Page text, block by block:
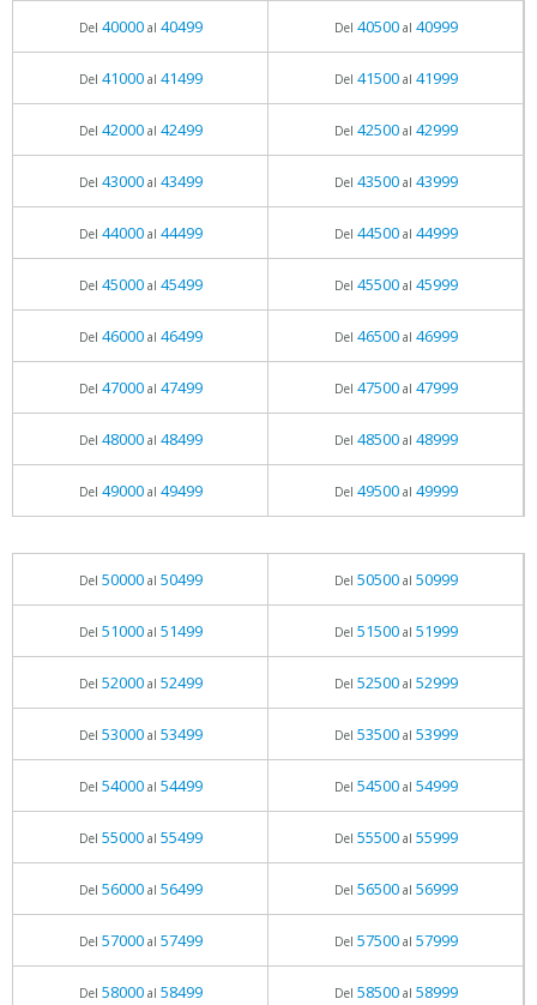
Del 40000al 40499 Del 40500al 40999
Del 41000al 41499 Del 41500al 41999
Del 42000al 42499 Del 42500al 42999
Del 43000al 43499 Del 43500al 43999
Del 44000al 44499 Del 44500al 44999
Del 45000al 45499 Del 45500al 45999
Del 46000al 46499 Del 46500al 46999
Del 47000al 47499 Del 47500al 47999
Del 48000al 48499 Del 48500al 48999
Del 49000al 49499 Del 49500al 49999
Del 50000al 50499 Del 50500al 50999
Del 51000al 51499 Del 51500al 51999
Del 52000al 52499 Del 52500al 52999
Del 53000al 53499 Del 53500al 53999
Del 54000al 54499 Del 54500al 54999
Del 55000al 55499 Del 55500al 55999
Del 56000al 56499 Del 56500al 56999
Del 57000al 57499 Del 57500al 57999
Del 58000al 58499 Del 58500al 58999